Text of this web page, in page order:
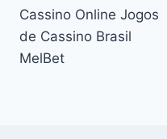
navigation
Cassino Online Jogos
de Cassino Brasil
MelBet